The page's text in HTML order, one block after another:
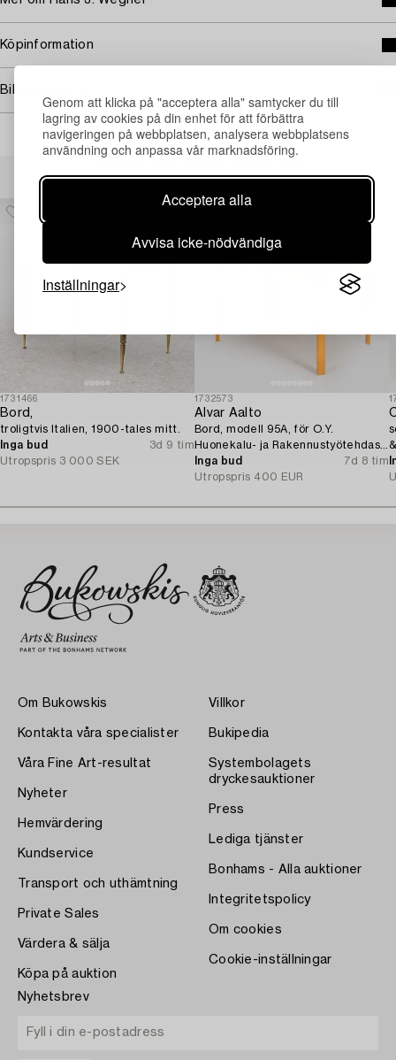
Genom att klicka på "acceptera alla" samtycker du till
lagring av cookies på din enhet för att förbättra
navigeringen på webbplatsen, analysera webbplatsens
användning och anpassa vår marknadsföring.
Acceptera alla
Avvisa icke-nödvändiga
Inställningar
Köpinformation
Bildrättigheter
1731466
Bord,
troligtvis Italien, 1900-tales mitt.
Inga bud
3d 9 tim
Utropspris 3 000 SEK
1732573
Alvar Aalto
Bord, modell 95A, för O.Y.
Huonekalu- ja Rakennustyötehdas
A.B. 1940-tal.
Inga bud
7d 8 tim
Utropspris 400 EUR
Om Bukowskis
Kontakta våra specialister
Våra Fine Art-resultat
Nyheter
Hemvärdering
Kundservice
Transport och uthämtning
Private Sales
Värdera & sälja
Köpa på auktion
Villkor
Bukipedia
Systembolagets
dryckesauktioner
Press
Lediga tjänster
Bonhams - Alla auktioner
Integritetspolicy
Om cookies
Cookie-inställningar
Nyhetsbrev